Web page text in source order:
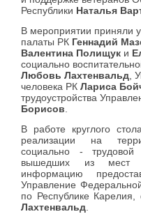
Республики Наталья
В мероприятии приняли
палаты РК Геннадий
Валентина Полищук и
социально
Любовь Лахтенвальд ,
человека РК Лариса
трудоустройства
Борисов
В работе круглого
реализации на
социально -
вышедших из мест
информацию
Управление
по Республике
Лахтенвальд.